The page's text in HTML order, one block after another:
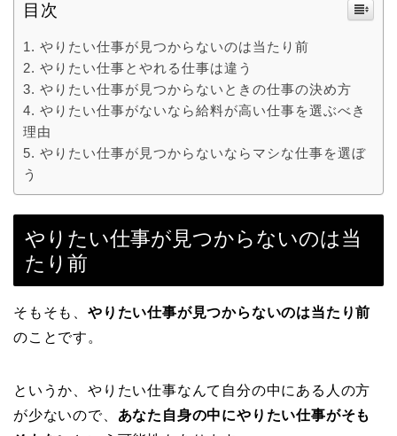
目次
やりたい仕事が見つからないのは当たり前
やりたい仕事とやれる仕事は違う
やりたい仕事が見つからないときの仕事の決め方
やりたい仕事がないなら給料が高い仕事を選ぶべき
理由
やりたい仕事が見つからないならマシな仕事を選ぼ
う
やりたい仕事が見つからないのは当
たり前
そもそも、 やりたい仕事が見つからないのは当たり前
のことです。
というか、やりたい仕事なんて自分の中にある人の方
が少ないので、 あなた自身の中にやりたい仕事がそも